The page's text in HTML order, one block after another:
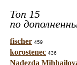
Топ 15
по
fischer 459
korostenec 436
Nadezda